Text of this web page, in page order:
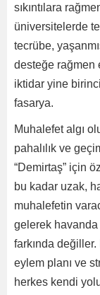
sıkıntılara
üniversitelerde
tecrübe,
desteğe rağmen
iktidar yine
fasarya.
Muhalefet algı
pahalılık ve
“Demirtaş” için
bu kadar uzak,
muhalefetin
gelerek
farkında
eylem planı ve
herkes kendi